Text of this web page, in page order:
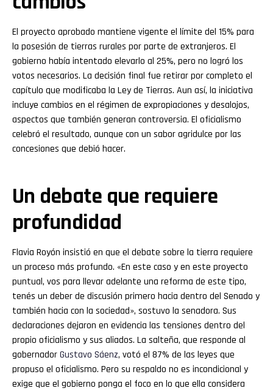
El proyecto aprobado mantiene vigente el límite del 15% para
la posesión de tierras rurales por parte de extranjeros. El
gobierno había intentado elevarlo al 25%, pero no logró los
votos necesarios. La decisión final fue retirar por completo el
capítulo que modificaba la Ley de Tierras. Aun así, la iniciativa
incluye cambios en el régimen de expropiaciones y desalojos,
aspectos que también generan controversia. El oficialismo
celebró el resultado, aunque con un sabor agridulce por las
concesiones que debió hacer.
Un debate que requiere
profundidad
Flavia Royón insistió en que el debate sobre la tierra requiere
un proceso más profundo. «En este caso y en este proyecto
puntual, vos para llevar adelante una reforma de este tipo,
tenés un deber de discusión primero hacia dentro del Senado y
también hacia con la sociedad», sostuvo la senadora. Sus
declaraciones dejaron en evidencia las tensiones dentro del
propio oficialismo y sus aliados. La salteña, que responde al
gobernadorGustavo Sáenz, votó el 87% de las leyes que
propuso el oficialismo. Pero su respaldo no es incondicional y
exige que el gobierno ponga el foco en lo que ella considera